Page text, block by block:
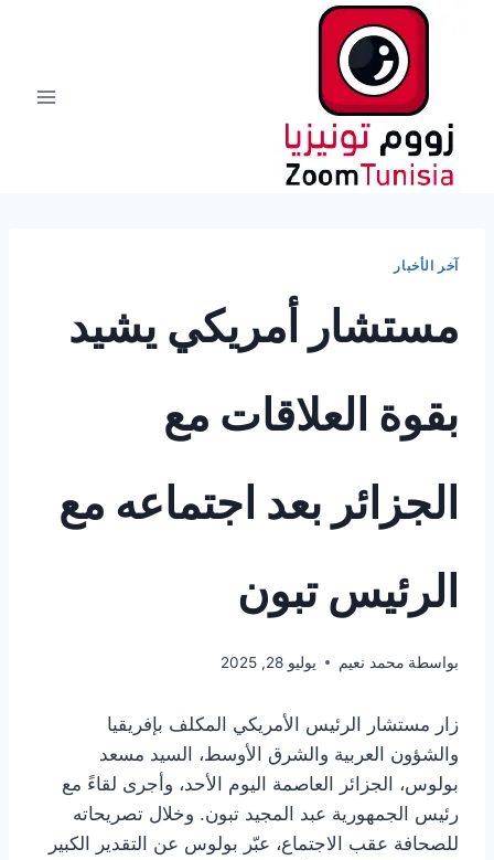
آخر الأخبار
مستشار أمريكي يشيد
بقوة العلاقات مع
الجزائر بعد اجتماعه مع
الرئيس تبون
بواسطة محمد نعيم يوليو 28, 2025
زار مستشار الرئيس الأمريكي المكلف بإفريقيا
والشؤون العربية والشرق الأوسط، السيد مسعد
بولوس، الجزائر العاصمة اليوم الأحد، وأجرى لقاءً مع
رئيس الجمهورية عبد المجيد تبون. وخلال تصريحاته
للصحافة عقب الاجتماع، عبّر بولوس عن التقدير الكبير